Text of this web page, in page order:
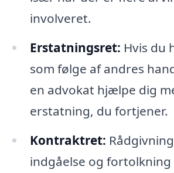
involveret.
Erstatningsret: Hvis du
som følge af andres
en advokat hjælpe dig
erstatning, du fortjener.
Kontraktret:
indgåelse og